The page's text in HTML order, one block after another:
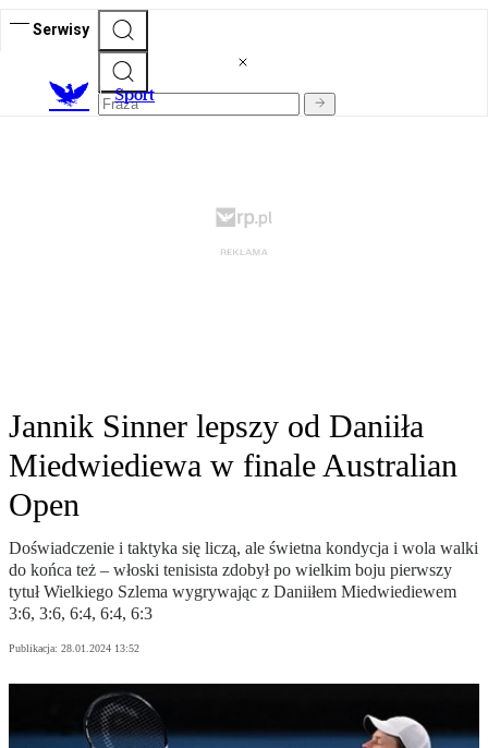
Serwisy
Sport
Jannik Sinner lepszy od Daniiła
Miedwiediewa w finale Australian
Open
Doświadczenie i taktyka się liczą, ale świetna kondycja i wola walki
do końca też – włoski tenisista zdobył po wielkim boju pierwszy
tytuł Wielkiego Szlema wygrywając z Daniiłem Miedwiediewem
3:6, 3:6, 6:4, 6:4, 6:3
Publikacja: 28.01.2024 13:52